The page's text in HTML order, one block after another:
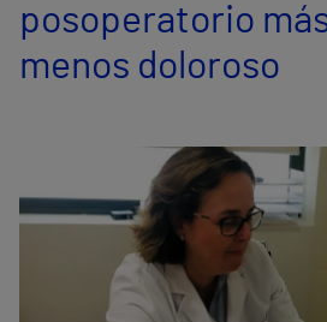
posoperatorio
menos doloroso